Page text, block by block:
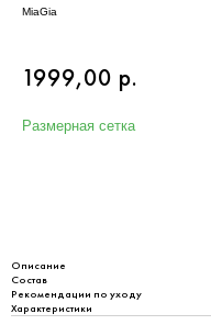
MiaGia
1999,00 р.
Размерная сетка
Описание
Состав
Рекомендации по уходу
Характеристики